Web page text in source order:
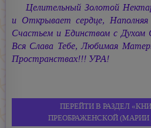
Целительный Золотой
и Открывает сердце,
Счастьем и Единством с Духом
Вся Слава Тебе, Любимая
Пространствах!!! УРА!
ПЕРЕЙТИ В РАЗДЕЛ
ПРЕОБРАЖЕНСКОЙ(МАРИИ